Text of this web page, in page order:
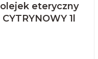
olejek eteryczny
CYTRYNOWY 1l